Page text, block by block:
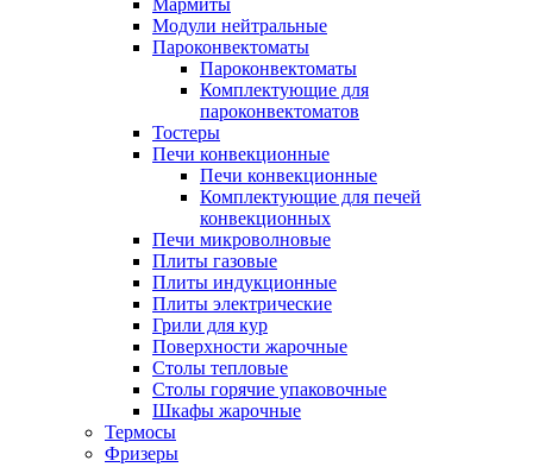
Модули нейтральные
Пароконвектоматы
Пароконвектоматы
Комплектующие для
пароконвектоматов
Тостеры
Печи конвекционные
Печи конвекционные
Комплектующие для печей
конвекционных
Печи микроволновые
Плиты газовые
Плиты индукционные
Плиты электрические
Грили для кур
Поверхности жарочные
Столы тепловые
Столы горячие упаковочные
Шкафы жарочные
Термосы
Фризеры